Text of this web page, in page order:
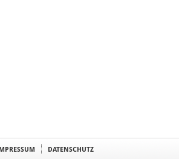
DATENSCHUTZ